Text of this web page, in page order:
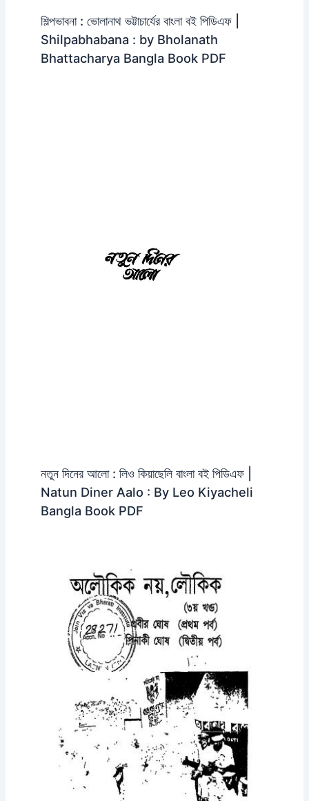
শিল্পভাবনা : ভোলানাথ ভট্টাচার্যের বাংলা বই পিডিএফ |
Shilpabhabana : by Bholanath
Bhattacharya Bangla Book PDF
নতুন দিনের আলো : লিও কিয়াছেলি বাংলা বই পিডিএফ |
Natun Diner Aalo : By Leo Kiyacheli
Bangla Book PDF